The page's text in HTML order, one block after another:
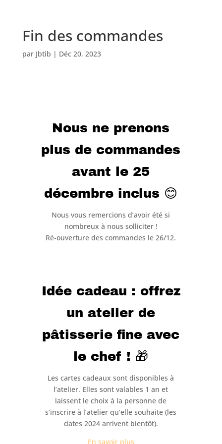
Fin des commandes
par Jbtib | Déc 20, 2023
Nous ne prenons
plus de commandes
avant le 25
décembre inclus 😊
Nous vous remercions d’avoir été si
nombreux à nous solliciter !
Ré-ouverture des commandes le 26/12.
Idée cadeau : offrez
un atelier de
pâtisserie fine avec
le chef ! 🎁
Les cartes cadeaux sont disponibles à
l’atelier. Elles sont valables 1 an et
laissent le choix à la personne de
s’inscrire à l’atelier qu’elle souhaite (les
dates 2024 arrivent bientôt).
En savoir plus